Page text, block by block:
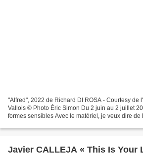
"Alfred", 2022 de Richard DI ROSA - Courtesy de
Vallois © Photo Éric Simon Du 2 juin au 2 juillet
formes sensibles Avec le matériel, je veux dire de
Javier CALLEJA « This Is Your